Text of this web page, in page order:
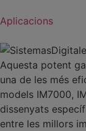
Aplicacions
Aquesta potent
una de les més
models IM7000,
dissenyats
entre les millors